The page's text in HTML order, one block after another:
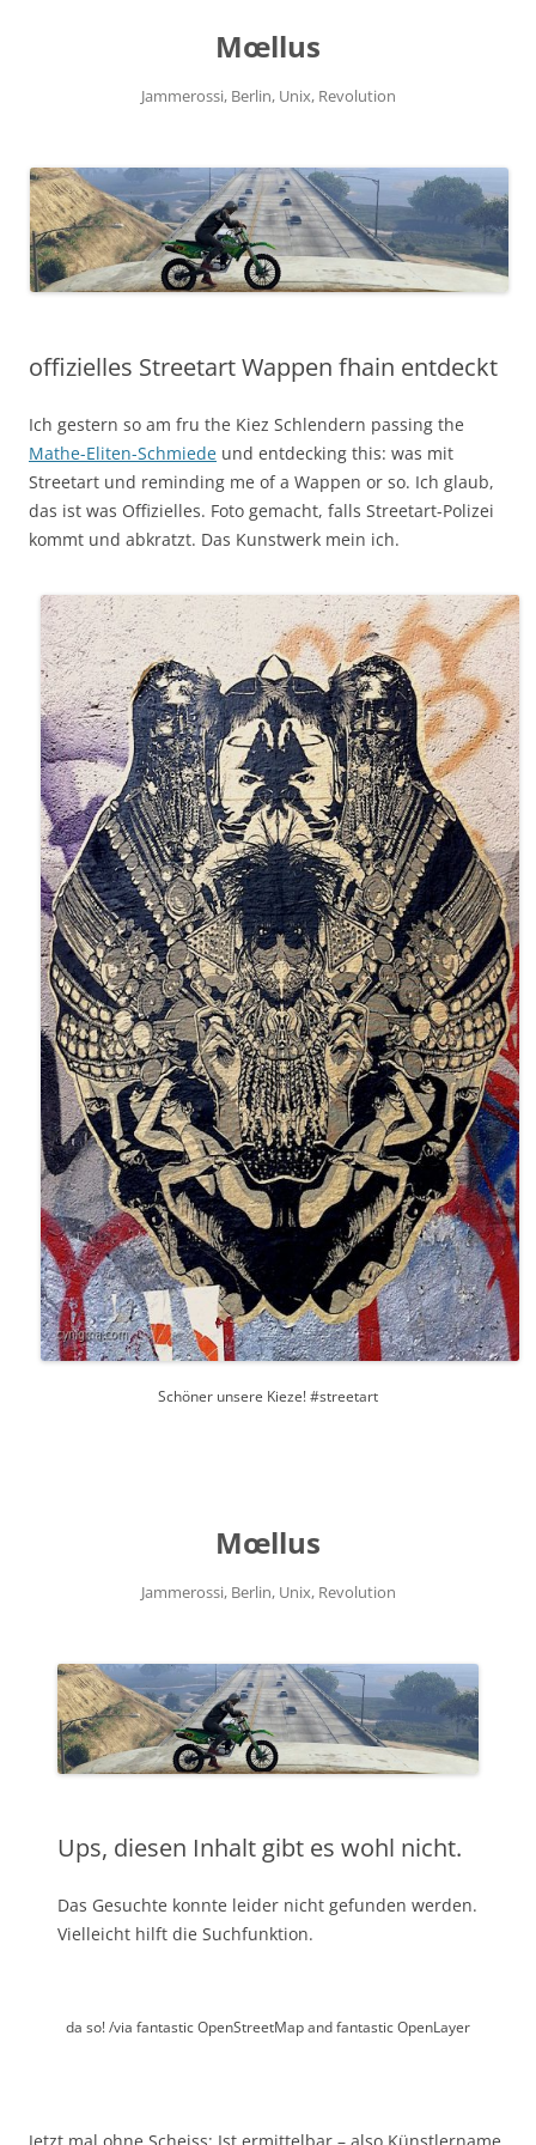
Mœllus
Jammerossi, Berlin, Unix, Revolution
offizielles Streetart Wappen fhain entdeckt
Ich gestern so am fru the Kiez Schlendern passing the
Mathe-Eliten-Schmiede und entdecking this: was mit
Streetart und reminding me of a Wappen or so. Ich glaub,
das ist was Offizielles. Foto gemacht, falls Streetart-Polizei
kommt und abkratzt. Das Kunstwerk mein ich.
Schöner unsere Kieze! #streetart
da so! /via fantastic OpenStreetMap and fantastic OpenLayer